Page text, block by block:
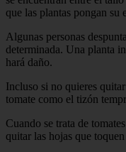
que las plantas pongan su
Algunas personas
determinada. Una planta
hará daño.
Incluso si no quieres
tomate como el tizón
Cuando se trata de
quitar las hojas que